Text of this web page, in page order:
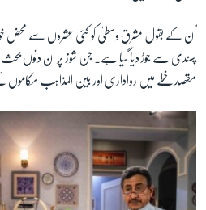
اُن کے بقول مشرقِ وسطیٰ کو کئی عشروں سے محض
پسندی سے جوڑ دیا گیا ہے۔ جن شوز پر ان دنوں
مقصد خطے میں رواداری اور بین المذاہب مکالموں